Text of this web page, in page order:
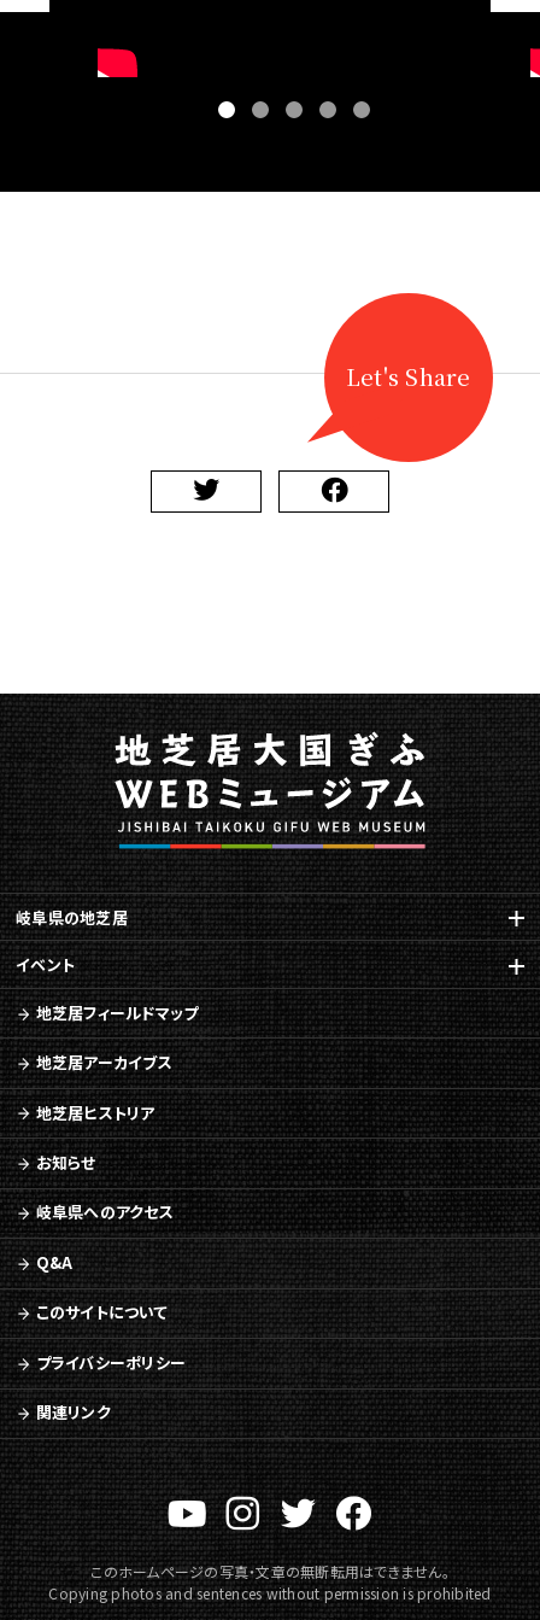
Let's Share
岐阜県の地芝居
イベント
地芝居フィールドマップ
地芝居アーカイブス
地芝居ヒストリア
お知らせ
岐阜県へのアクセス
Q&A
このサイトについて
プライバシーポリシー
関連リンク
このホームページの写真・文章の無断転用はできません。
Copying photos and sentences without permission is prohibited